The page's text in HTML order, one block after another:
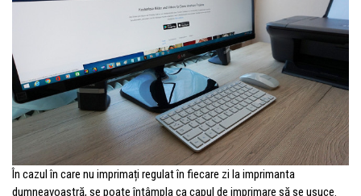
În cazul în care nu imprimați regulat în fiecare zi la imprimanta
dumneavoastră, se poate întâmpla ca capul de imprimare să se usuce.